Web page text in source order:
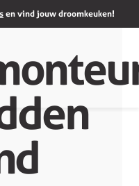
en vind jouw droomkeuken!